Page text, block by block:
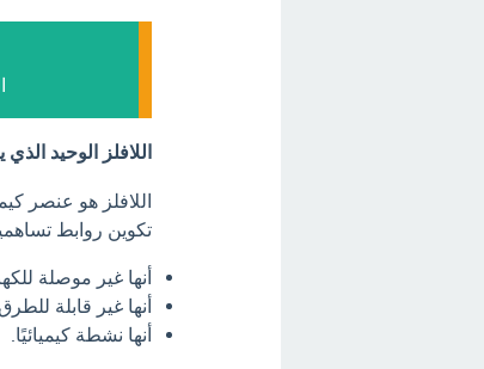
اللافلز الوحيد
اللافلز هو عنصر
تكوين روابط
أنها غير موصلة
أنها غير قابلة
أنها نشطة كيميائيًا.